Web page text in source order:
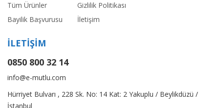
Tüm Ürünler
Bayilik Başvurusu
Gizlilik Politikası
İletişim
İLETİŞİM
0850 800 32 14
info@e-mutlu.com
Hürriyet Bulvarı , 228 Sk. No: 14 Kat: 2 Yakuplu / Beylikdüzü /
İstanbul